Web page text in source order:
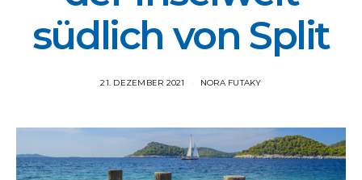
südlich von Split
21. DEZEMBER 2021 NORA FUTAKY